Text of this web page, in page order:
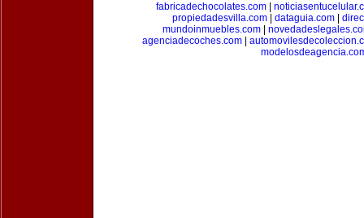
fabricadechocolates.com|
propiedadesvilla.com| dataguia.com|
mundoinmuebles.com
agenciadecoches.com